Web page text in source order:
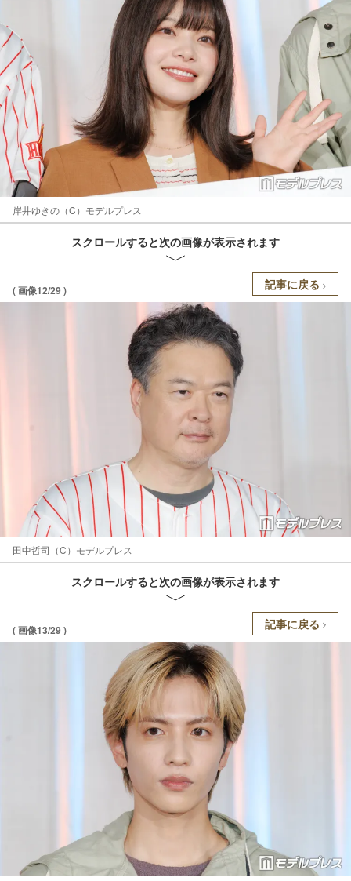
岸井ゆきの（C）モデルプレス
スクロールすると次の画像が表示されます
( 画像12/29 ) 記事に戻る
田中哲司（C）モデルプレス
スクロールすると次の画像が表示されます
( 画像13/29 ) 記事に戻る